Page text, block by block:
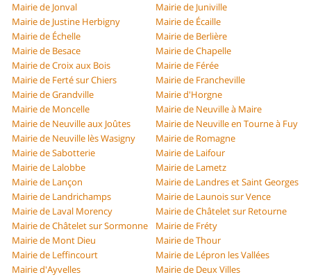
Mairie de Jonval
Mairie de Juniville
Mairie de Justine Herbigny
Mairie de Écaille
Mairie de Échelle
Mairie de Berlière
Mairie de Besace
Mairie de Chapelle
Mairie de Croix aux Bois
Mairie de Férée
Mairie de Ferté sur Chiers
Mairie de Francheville
Mairie de Grandville
Mairie d'Horgne
Mairie de Moncelle
Mairie de Neuville à Maire
Mairie de Neuville aux Joûtes
Mairie de Neuville en Tourne à Fuy
Mairie de Neuville lès Wasigny
Mairie de Romagne
Mairie de Sabotterie
Mairie de Laifour
Mairie de Lalobbe
Mairie de Lametz
Mairie de Lançon
Mairie de Landres et Saint Georges
Mairie de Landrichamps
Mairie de Launois sur Vence
Mairie de Laval Morency
Mairie de Châtelet sur Retourne
Mairie de Châtelet sur Sormonne
Mairie de Fréty
Mairie de Mont Dieu
Mairie de Thour
Mairie de Leffincourt
Mairie de Lépron les Vallées
Mairie d'Ayvelles
Mairie de Deux Villes